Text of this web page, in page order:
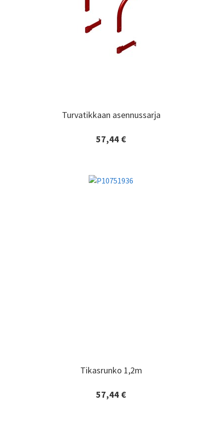
Turvatikkaan asennussarja
57,44 €
Turvatikkaan asennussarja
Lisätiedot ja tilaaminen
Tikasrunko 1,2m
57,44 €
Tikasrunko 1,2m
Lisätiedot ja tilaaminen